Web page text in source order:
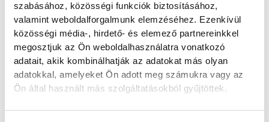
szabásához, közösségi funkciók biztosításához,
valamint weboldalforgalmunk elemzéséhez. Ezenkívül
közösségi média-, hirdető- és elemező partnereinkkel
megosztjuk az Ön weboldalhasználatra vonatkozó
adatait, akik kombinálhatják az adatokat más olyan
adatokkal, amelyeket Ön adott meg számukra vagy az
Ön által használt más szolgáltatásokból gyűjtöttek.
KORÁBBI ESEMÉNYEK BETÖLTÉSE
SOROZAT NŐI RÖPLABDA NB I LIGA,
DÖNTŐ, 2025/26